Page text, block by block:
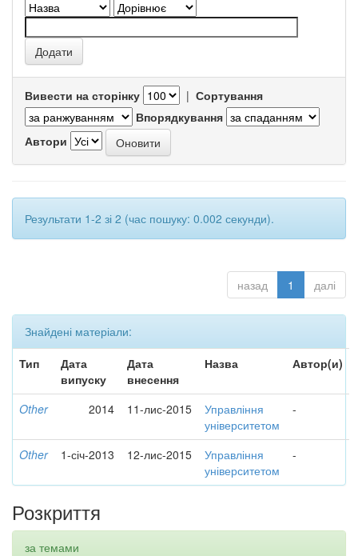
Вивести на сторінку | Сортування
Впорядкування
Автори
Результати 1-2 зі 2 (час пошуку: 0.002 секунди).
назад 1 далі
Знайдені матеріали:
Тип
Дата
випуску
Дата
внесення
Назва Автор(и)
Other 2014 11-лис-2015
Управління
університетом
-
Other 1-січ-2013 12-лис-2015
Управління
університетом
-
Розкриття
за темами